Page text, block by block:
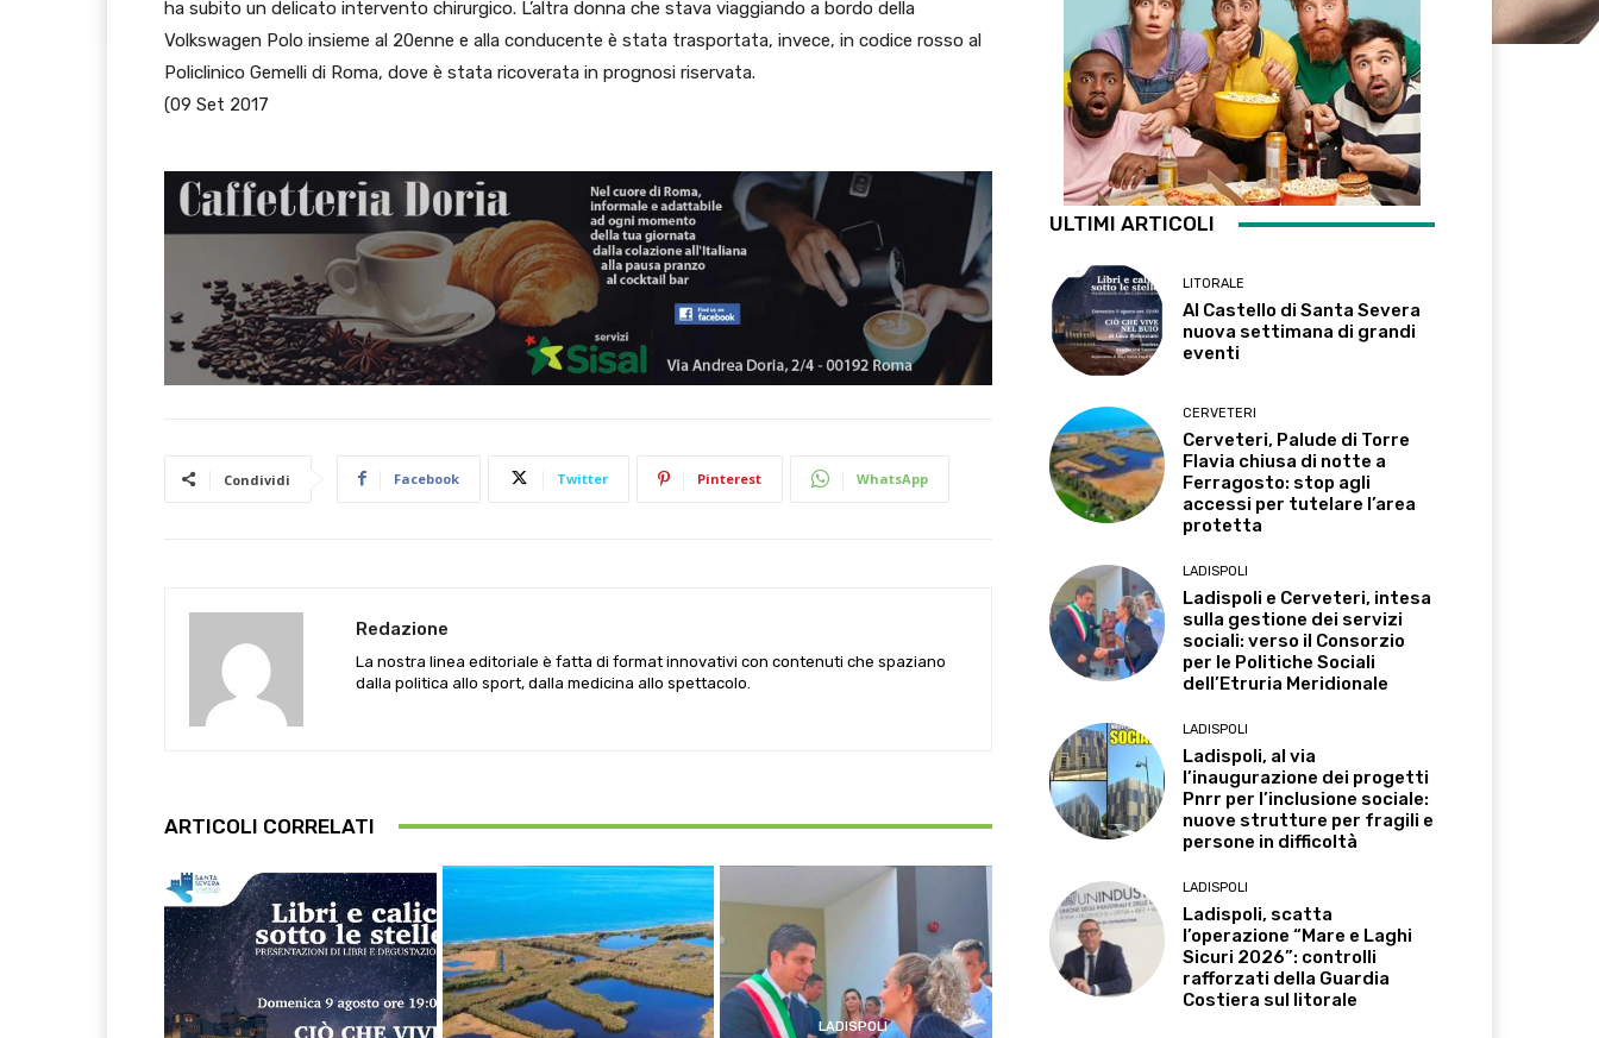
ha subito un delicato intervento chirurgico. L’altra donna che stava viaggiando a bordo della
Volkswagen Polo insieme al 20enne e alla conducente è stata trasportata, invece, in codice rosso al
Policlinico Gemelli di Roma, dove è stata ricoverata in prognosi riservata.
(09 Set 2017
Condividi Facebook Twitter Pinterest WhatsApp
Redazione
La nostra linea editoriale è fatta di format innovativi con contenuti che spaziano
dalla politica allo sport, dalla medicina allo spettacolo.
ARTICOLI CORRELATI
LADISPOLI
ULTIMI ARTICOLI
LITORALE
Al Castello di Santa Severa
nuova settimana di grandi
eventi
CERVETERI
Cerveteri, Palude di Torre
Flavia chiusa di notte a
Ferragosto: stop agli
accessi per tutelare l’area
protetta
LADISPOLI
Ladispoli e Cerveteri, intesa
sulla gestione dei servizi
sociali: verso il Consorzio
per le Politiche Sociali
dell’Etruria Meridionale
LADISPOLI
Ladispoli, al via
l’inaugurazione dei progetti
Pnrr per l’inclusione sociale:
nuove strutture per fragili e
persone in difficoltà
LADISPOLI
Ladispoli, scatta
l’operazione “Mare e Laghi
Sicuri 2026”: controlli
rafforzati della Guardia
Costiera sul litorale